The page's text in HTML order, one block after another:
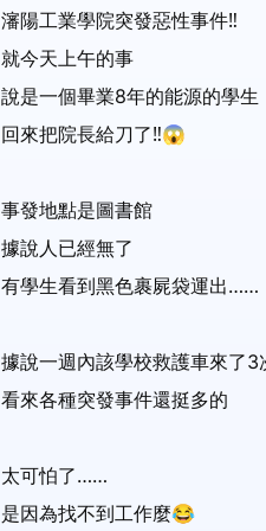
瀋陽工業學院突發惡性事件‼️
就今天上午的事
說是一個畢業8年的能源的學生
回來把院長給刀了‼️😱
事發地點是圖書館
據說人已經無了
有學生看到黑色裹屍袋運出……
據說一週內該學校救護車來了
看來各種突發事件還挺多的
太可怕了……
是因為找不到工作麼😂